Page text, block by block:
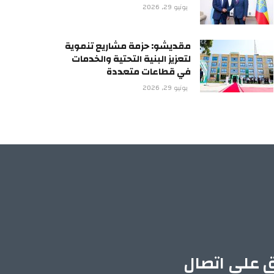
يونيو 29, 2026
مقديشو: حزمة مشاريع تنموية
لتعزيز البنية التحتية والخدمات
في قطاعات متعددة
يونيو 29, 2026
على اتصال